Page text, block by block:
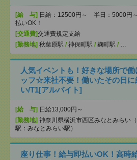
[給 与] 日給：12500円～ 半日：5000円
払いOK！
[交通費]交通費規定支給
[勤務地] 秋葉原駅 / 神保町駅 / 麹町駅 /
人気イベントも！好きな場所で
ッフ☆来社不要！働いたその日に
い/T1[アルバイト]
[給 与] 日給13,000円～
[勤務地] 神奈川県横浜市西区みなとみらい
駅：みなとみらい駅）
座り仕事！給与即払いOK！高時